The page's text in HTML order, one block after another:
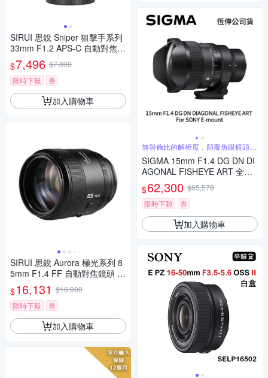
SIRUI 思銳 Sniper 狙擊手系列
33mm F1.2 APS-C 自動對焦鏡
頭 佛提普拉斯公司貨兩年保固
$7,496 $7,890
限時下殺
券
加入購物車
SIRUI 思銳 Aurora 極光系列 8
5mm F1.4 FF 自動對焦鏡頭 佛
提普拉斯公司貨兩年保固
$16,131 $16,980
限時下殺
券
加入購物車
無與倫比的解析度，顛覆魚眼鏡頭的
傳統觀念
SIGMA 15mm F1.4 DG DN DI
AGONAL FISHEYE ART 全片
幅 魚眼定焦鏡頭 For SONY E-
mount (公司貨)
$62,300 $65,578
限時下殺
券
加入購物車